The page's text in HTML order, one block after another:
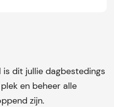
dit jullie dagbestedings
en beheer alle
zijn.